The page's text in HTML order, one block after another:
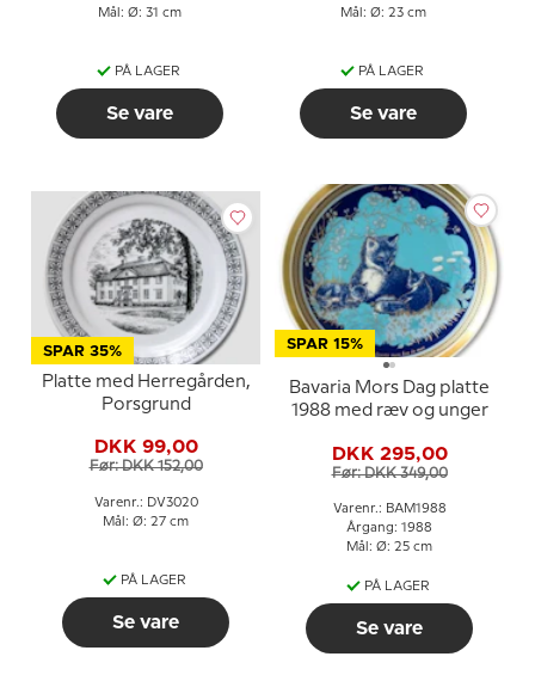
Mål: Ø: 31 cm
PÅ LAGER
Se vare
Mål: Ø: 23 cm
PÅ LAGER
Se vare
SPAR 35%
Platte med Herregården,
Porsgrund
DKK 99,00
Før: DKK 152,00
Varenr.: DV3020
Mål: Ø: 27 cm
PÅ LAGER
Se vare
SPAR 15%
Bavaria Mors Dag platte
1988 med ræv og unger
DKK 295,00
Før: DKK 349,00
Varenr.: BAM1988
Årgang: 1988
Mål: Ø: 25 cm
PÅ LAGER
Se vare